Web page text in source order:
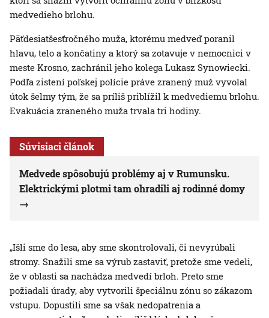
medvedieho brlohu.
Päťdesiatšesťročného muža, ktorému medveď poranil
hlavu, telo a končatiny a ktorý sa zotavuje v nemocnici v
meste Krosno, zachránil jeho kolega Lukasz Synowiecki.
Podľa zistení poľskej polície práve zranený muž vyvolal
útok šelmy tým, že sa príliš priblížil k medvediemu brlohu.
Evakuácia zraneného muža trvala tri hodiny.
Súvisiaci článok
Medvede spôsobujú problémy aj v Rumunsku.
Elektrickými plotmi tam ohradili aj rodinné domy
„Išli sme do lesa, aby sme skontrolovali, či nevyrúbali
stromy. Snažili sme sa výrub zastaviť, pretože sme vedeli,
že v oblasti sa nachádza medvedí brloh. Preto sme
požiadali úrady, aby vytvorili špeciálnu zónu so zákazom
vstupu. Dopustili sme sa však nedopatrenia a